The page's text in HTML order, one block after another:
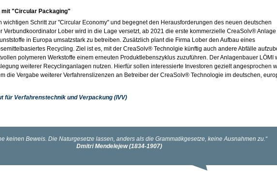
"Circular Packaging"
wichtigen Schritt zur "Circular Economy" und begegnet den Herausforderungen des neuen deutschen
Verbundkoordinator Lober wird in die Lage versetzt, ab 2021 die erste kommerzielle CreaSolv® Anlage
in Europa umsatzstark zu betreiben. Zusätzlich plant die Firma Lober den Aufbau eines
Recycling. Ziel ist es, mit der CreaSolv® Technolgie künftig auch andere Abfälle
polymeren Werkstoffe einem erneuten Produktlebenszyklus zuzuführen. Der Anlagenbauer LÖMI
weiterer Recyclinganlagen nutzen. Hierfür sollen interessierte Investoren gezielt angesprochen
die Vergabe weiterer Verfahrenslizenzen an Betreiber der CreaSolv® Technologie im deutschen,
für Verfahrenstechnik und Verpackung (IVV)